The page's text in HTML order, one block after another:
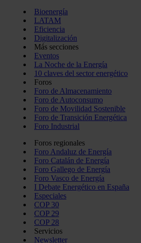
Bioenergía
LATAM
Eficiencia
Digitalización
Más secciones
Eventos
La Noche de la Energía
10 claves del sector energético
Foros
Foro de Almacenamiento
Foro de Autoconsumo
Foro de Movilidad Sostenible
Foro de Transición Energética
Foro Industrial
Foros regionales
Foro Andaluz de Energía
Foro Catalán de Energía
Foro Gallego de Energía
Foro Vasco de Energía
I Debate Energético en España
Especiales
COP 30
COP 29
COP 28
Servicios
Newsletter